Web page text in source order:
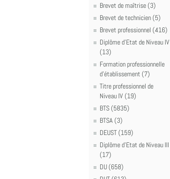
Brevet de maîtrise (3)
Brevet de technicien (5)
Brevet professionnel (416)
Diplôme d'Etat de Niveau IV
(13)
Formation professionnelle
d'établissement (7)
Titre professionnel de
Niveau IV (19)
BTS (5835)
BTSA (3)
DEUST (159)
Diplôme d'Etat de Niveau III
(17)
DU (658)